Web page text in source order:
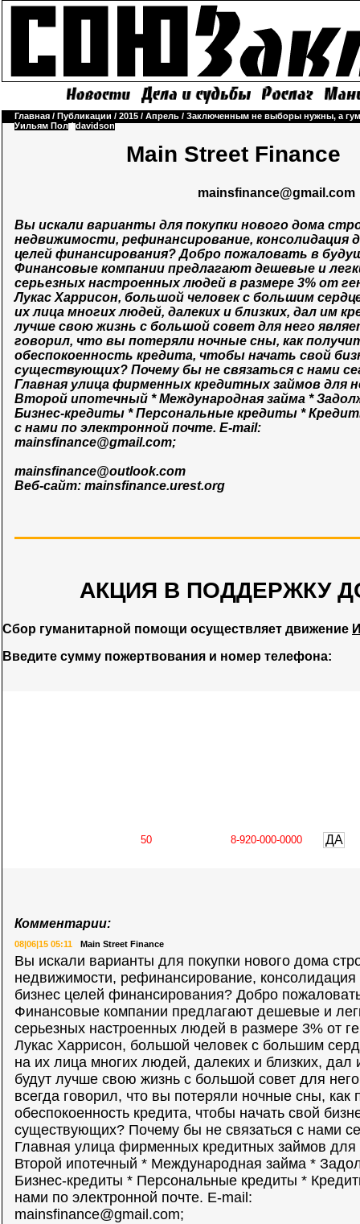
Главная / Публикации / 2015 / Апрель / Заключенным не выборы нужны, а
Уильям Пол/davidson
Main Street Finance
mainsfinance@gmail.com
Вы искали варианты для покупки нового дома
недвижимости, рефинансирование, консолидация
целей финансирования? Добро пожаловать в
Финансовые компании предлагают дешевые и
серьезных настроенных людей в размере 3% от
Лукас Харрисон, большой человек с большим
их лица многих людей, далеких и близких, дал им
лучше свою жизнь с большой совет для него
говорил, что вы потеряли ночные сны, как
обеспокоенность кредита, чтобы начать свой
существующих? Почему бы не связаться с нами
Главная улица фирменных кредитных займов для
Второй ипотечный * Международная займа *
Бизнес-кредиты * Персональные кредиты *
с нами по электронной почте. E-mail:
mainsfinance@gmail.com;
mainsfinance@outlook.com
Веб-сайт: mainsfinance.urest.org
АКЦИЯ В ПОДДЕРЖКУ
Сбор гуманитарной помощи осуществляет движение
Введите сумму пожертвования и номер телефона:
ДА
Комментарии:
08|06|15 05:11 Main Street Finance
Вы искали варианты для покупки нового дома
недвижимости, рефинансирование,
бизнес целей финансирования? Добро
Финансовые компании предлагают дешевые и
серьезных настроенных людей в размере 3% от
Лукас Харрисон, большой человек с большим
на их лица многих людей, далеких и близких, дал
будут лучше свою жизнь с большой совет для
всегда говорил, что вы потеряли ночные сны, как
обеспокоенность кредита, чтобы начать свой
существующих? Почему бы не связаться с нами
Главная улица фирменных кредитных займов для
Второй ипотечный * Международная займа *
Бизнес-кредиты * Персональные кредиты *
нами по электронной почте. E-mail:
mainsfinance@gmail.com;